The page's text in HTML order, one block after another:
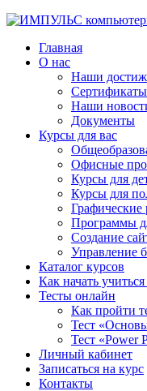
Главная
О нас
Наши
Сертификаты
Наши
Документы
Курсы для вас
Офисные
Курсы для
Курсы для
Графические
Программы
Создание
Управление
Каталог курсов
Как начать
Тесты онлайн
Как пройти
Тест
Тест «Power
Личный кабинет
Записаться на курс
Контакты